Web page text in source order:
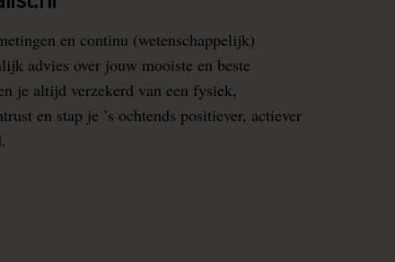
en continu (wetenschappelijk)
advies over jouw mooiste en beste
je altijd verzekerd van een fysiek,
en stap je ’s ochtends positiever, actiever